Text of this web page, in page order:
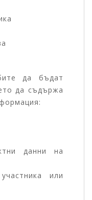
да бъдат
да съдържа
данни на
или